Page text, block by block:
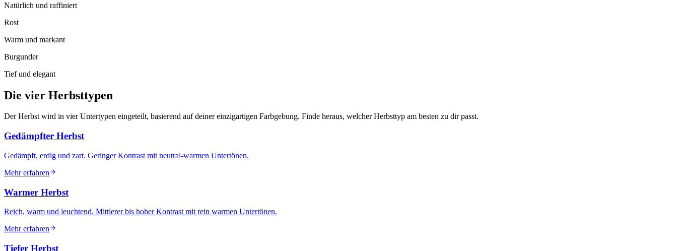
Natürlich und raffiniert
Rost
Warm und markant
Burgunder
Tief und elegant
Die vier Herbsttypen
Der Herbst wird in vier Untertypen eingeteilt, basierend auf deiner einzigartigen Farbgebung. Finde heraus, welcher Herbsttyp am besten zu dir passt.
Gedämpfter Herbst
Gedämpft, erdig und zart. Geringer Kontrast mit neutral-warmen Untertönen.
Mehr erfahren
Warmer Herbst
Reich, warm und leuchtend. Mittlerer bis hoher Kontrast mit rein warmen Untertönen.
Mehr erfahren
Tiefer Herbst